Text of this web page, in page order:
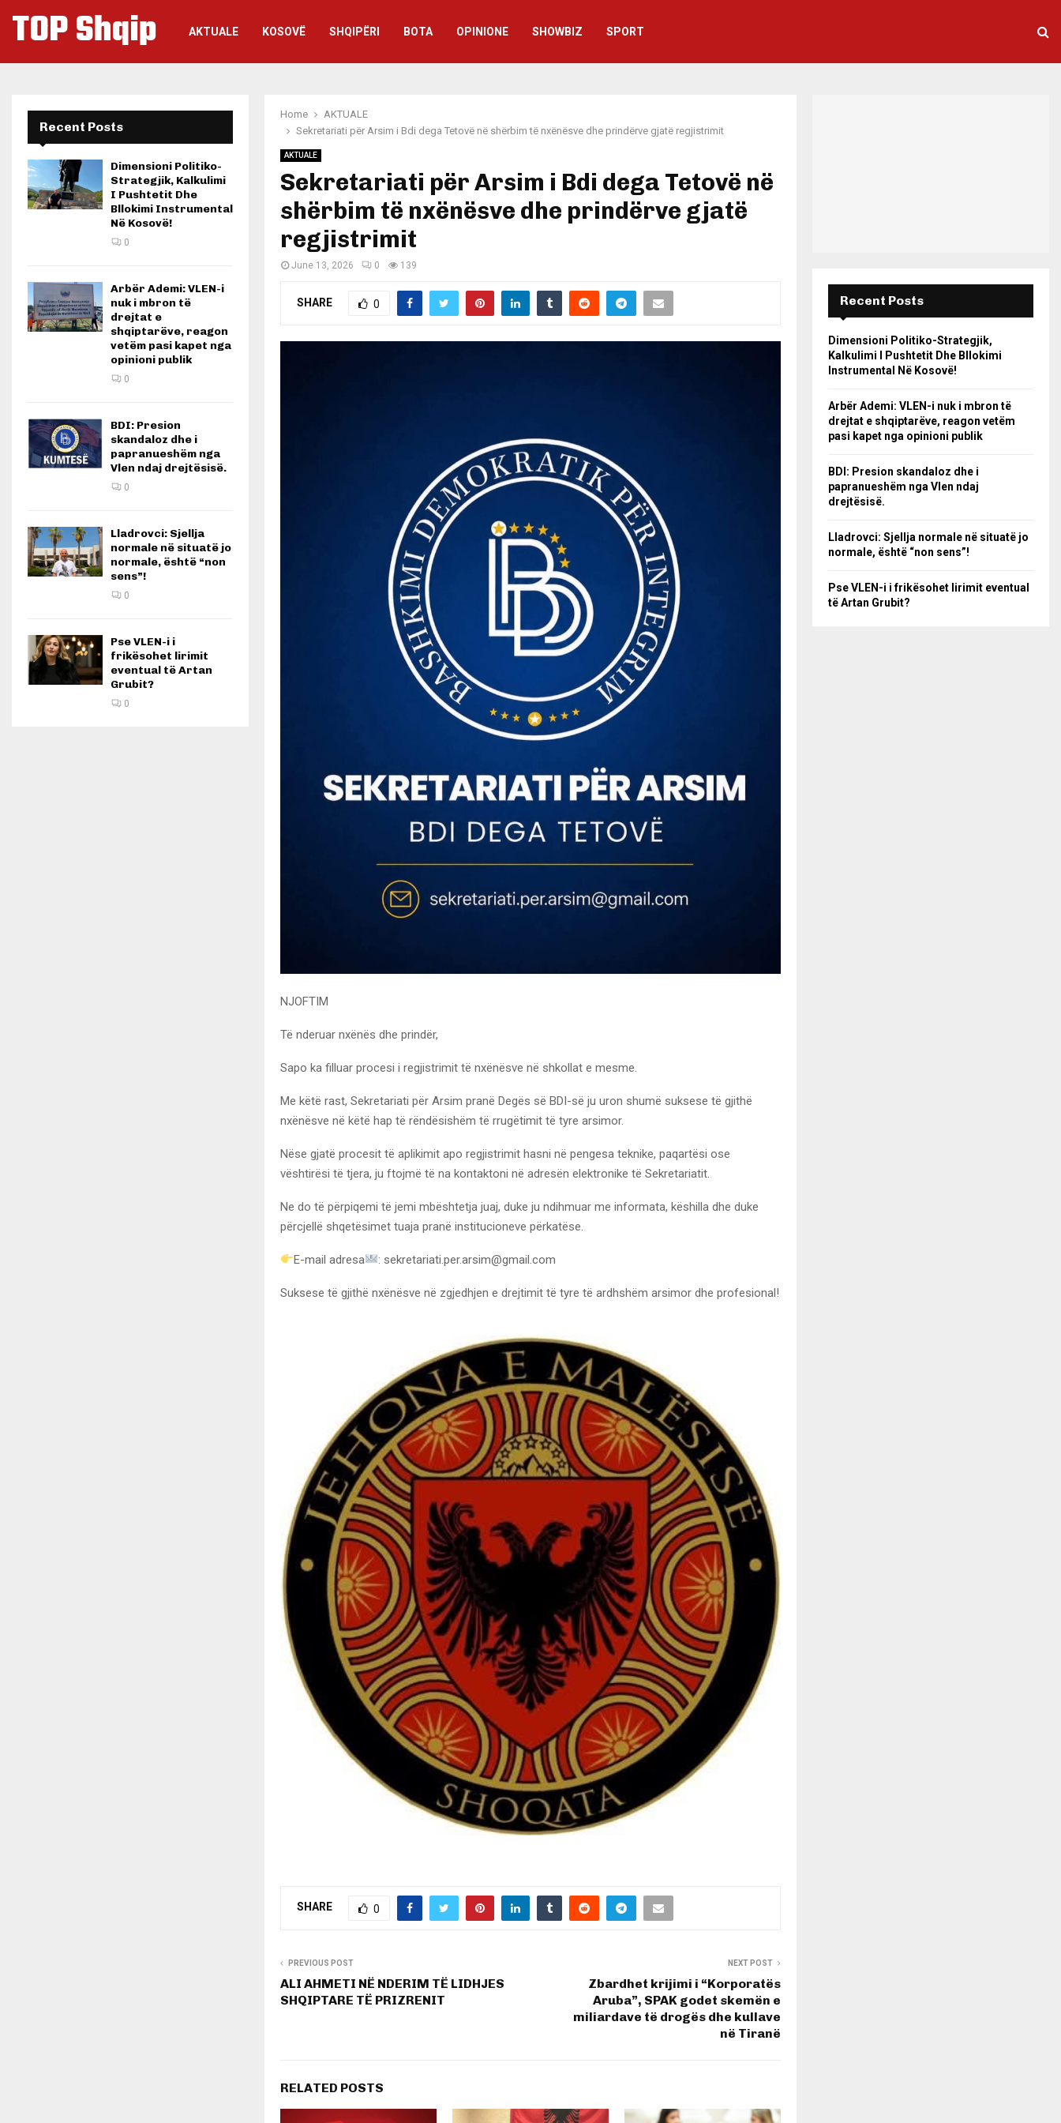
TOP Shqip AKTUALE KOSOVË SHQIPËRI BOTA OPINIONE SHOWBIZ SPORT
Home
AKTUALE
Sekretariati për Arsim i Bdi dega Tetovë në shërbim të nxënësve dhe prindërve gjatë regjistrimit
AKTUALE
Sekretariati për Arsim i Bdi dega Tetovë në
shërbim të nxënësve dhe prindërve gjatë
regjistrimit
June 13, 2026 0 139
SHARE 0
NJOFTIM
Të nderuar nxënës dhe prindër,
Sapo ka filluar procesi i regjistrimit të nxënësve në shkollat e mesme.
Me këtë rast, Sekretariati për Arsim pranë Degës së BDI-së ju uron shumë suksese të gjithë
nxënësve në këtë hap të rëndësishëm të rrugëtimit të tyre arsimor.
Nëse gjatë procesit të aplikimit apo regjistrimit hasni në pengesa teknike, paqartësi ose
vështirësi të tjera, ju ftojmë të na kontaktoni në adresën elektronike të Sekretariatit.
Ne do të përpiqemi të jemi mbështetja juaj, duke ju ndihmuar me informata, këshilla dhe duke
përcjellë shqetësimet tuaja pranë institucioneve përkatëse.
E-mail adresa : sekretariati.per.arsim@gmail.com
Suksese të gjithë nxënësve në zgjedhjen e drejtimit të tyre të ardhshëm arsimor dhe profesional!
SHARE 0
PREVIOUS POST
ALI AHMETI NË NDERIM TË LIDHJES
SHQIPTARE TË PRIZRENIT
NEXT POST
Zbardhet krijimi i “Korporatës
Aruba”, SPAK godet skemën e
miliardave të drogës dhe kullave
në Tiranë
RELATED POSTS
Recent Posts
Dimensioni Politiko-
Strategjik, Kalkulimi
I Pushtetit Dhe
Bllokimi Instrumental
Në Kosovë!
0
Arbër Ademi: VLEN-i
nuk i mbron të
drejtat e
shqiptarëve, reagon
vetëm pasi kapet nga
opinioni publik
0
BDI: Presion
skandaloz dhe i
papranueshëm nga
Vlen ndaj drejtësisë.
0
Lladrovci: Sjellja
normale në situatë jo
normale, është “non
sens”!
0
Pse VLEN-i i
frikësohet lirimit
eventual të Artan
Grubit?
0
Recent Posts
Dimensioni Politiko-Strategjik,
Kalkulimi I Pushtetit Dhe Bllokimi
Instrumental Në Kosovë!
Arbër Ademi: VLEN-i nuk i mbron të
drejtat e shqiptarëve, reagon vetëm
pasi kapet nga opinioni publik
BDI: Presion skandaloz dhe i
papranueshëm nga Vlen ndaj
drejtësisë.
Lladrovci: Sjellja normale në situatë jo
normale, është “non sens”!
Pse VLEN-i i frikësohet lirimit eventual
të Artan Grubit?